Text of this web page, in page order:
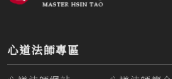
心道法師專區